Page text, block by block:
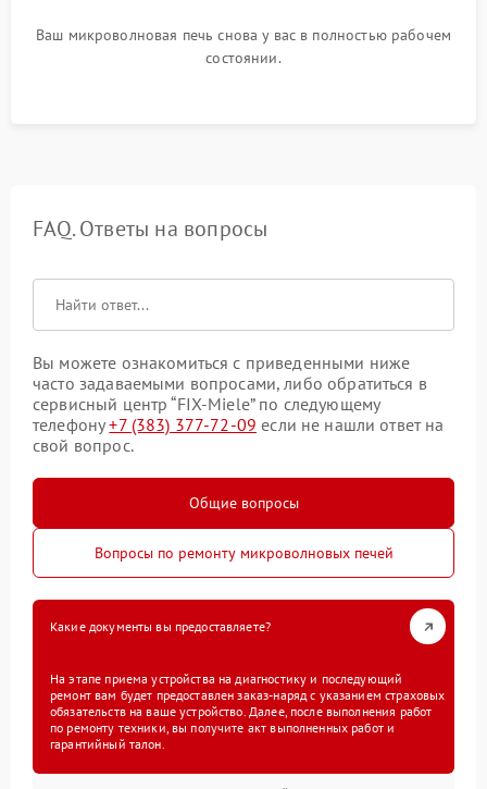
Ваш микроволновая печь снова у вас в полностью рабочем
состоянии.
FAQ. Ответы на вопросы
Вы можете ознакомиться с приведенными ниже
часто задаваемыми вопросами, либо обратиться в
сервисный центр “FIX-Miele” по следующему
телефону+7 (383) 377-72-09 если не нашли ответ на
свой вопрос.
Общие вопросы
Вопросы по ремонту микроволновых печей
Какие документы вы предоставляете?
На этапе приема устройства на диагностику и последующий
ремонт вам будет предоставлен заказ-наряд с указанием страховых
обязательств на ваше устройство. Далее, после выполнения работ
по ремонту техники, вы получите акт выполненных работ и
гарантийный талон.